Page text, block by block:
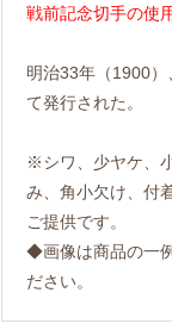
戦前記念切手の使
明治33年（1900
て発行された。
※シワ、少ヤケ、
み、角小欠け、付
ご提供です。
◆画像は商品の一
ださい。